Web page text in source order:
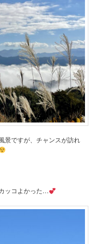
景ですが、チャンスが訪れ
ッコよかった…